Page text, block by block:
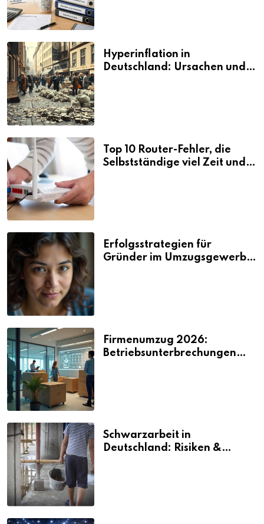
Hyperinflation in
Deutschland: Ursachen und
Top 10 Router-Fehler, die
Selbstständige viel Zeit und
Erfolgsstrategien für
Gründer im Umzugsgewerbe
Firmenumzug 2026:
Betriebsunterbrechungen
Schwarzarbeit in
Deutschland: Risiken &